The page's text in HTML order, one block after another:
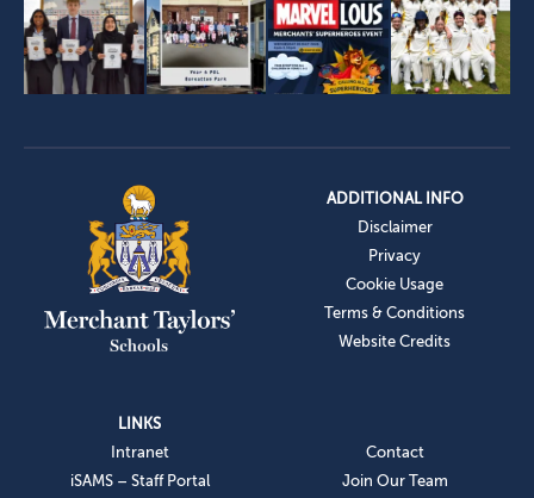
ADDITIONAL INFO
Disclaimer
Privacy
Cookie Usage
Terms & Conditions
Website Credits
LINKS
Intranet
iSAMS – Staff Portal
Contact
Join Our Team